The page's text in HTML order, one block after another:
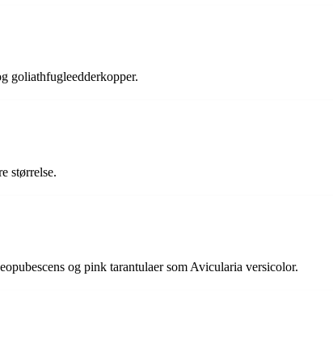
goliathfugleedderkopper.
størrelse.
og pink tarantulaer som Avicularia versicolor.